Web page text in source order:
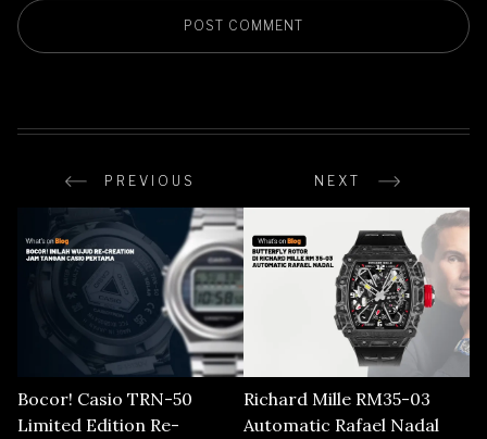
PREVIOUS NEXT
Bocor! Casio TRN-50
Limited Edition Re-
Richard Mille RM35-03
Automatic Rafael Nadal